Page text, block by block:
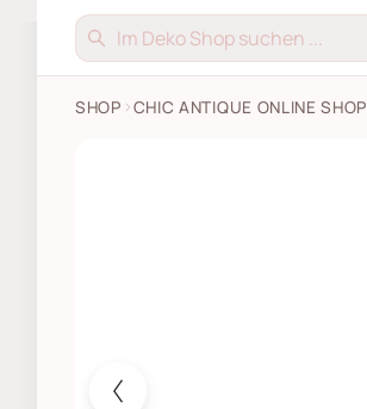
SHOP CHIC ANTIQUE ONLINE SHOP